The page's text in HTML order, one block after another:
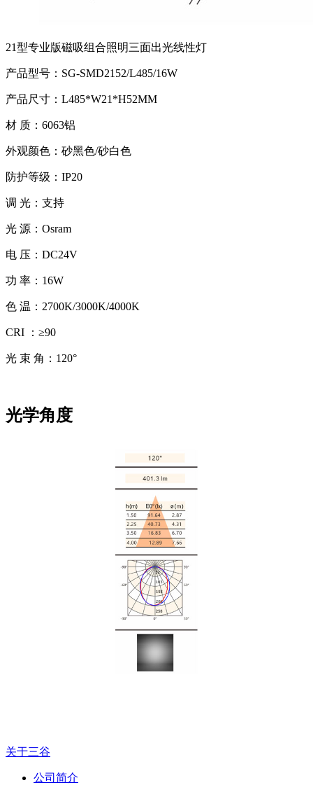
21型专业版磁吸组合照明三面出光线性灯
产品型号：SG-SMD2152/L485/16W
产品尺寸：L485*W21*H52MM
材 质：6063铝
外观颜色：砂黑色/砂白色
防护等级：IP20
调 光：支持
光 源：Osram
电 压：DC24V
功 率：16W
色 温：2700K/3000K/4000K
CRI ：≥90
光 束 角：120°
光学角度
关于三谷
公司简介